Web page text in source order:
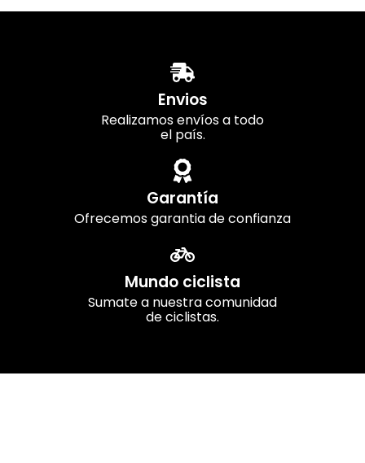
Envios
Realizamos envíos a todo
el país.
Garantía
Ofrecemos garantia de confianza
Mundo ciclista
Sumate a nuestra comunidad
de ciclistas.